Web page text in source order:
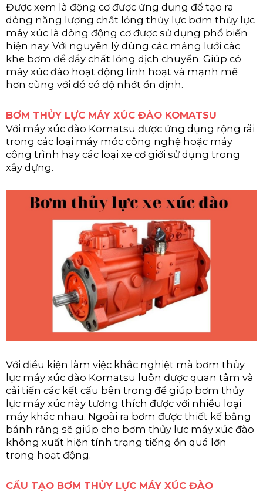
Được xem là động cơ được ứng dụng để tạo ra
dòng năng lượng chất lỏng thủy lực bơm thủy lực
máy xúc là dòng động cơ được sử dụng phổ biến
hiện nay. Với nguyên lý dùng các mảng lưới các
khe bơm để đẩy chất lỏng dịch chuyển. Giúp có
máy xúc đào hoạt động linh hoạt và mạnh mẽ
hơn cùng với đó có độ nhớt ổn định.
BƠM THỦY LỰC MÁY XÚC ĐÀO KOMATSU
Với máy xúc đào Komatsu được ứng dụng rộng rãi
trong các loại máy móc công nghệ hoặc máy
công trình hay các loại xe cơ giới sử dụng trong
xây dựng.
Với điều kiện làm việc khắc nghiệt mà bơm thủy
lực máy xúc đào Komatsu luôn được quan tâm và
cải tiến các kết cấu bên trong để giúp bơm thủy
lực máy xúc này tương thích được với nhiều loại
máy khác nhau. Ngoài ra bơm được thiết kế bằng
bánh răng sẽ giúp cho bơm thủy lực máy xúc đào
không xuất hiện tính trạng tiếng ồn quá lớn
trong hoạt động.
CẤU TẠO BƠM THỦY LỰC MÁY XÚC ĐÀO